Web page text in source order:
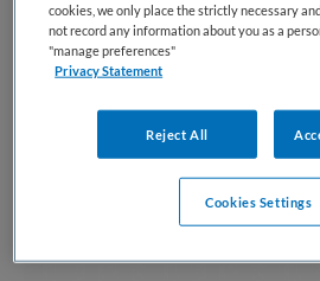
enkele vergelijkbare vacatures die
interessant zijn.
cookies, we only place the strictly necessary
not record any information about you as a
"manage preferences"
Privacy Statement
Reject All
Cookies Settings